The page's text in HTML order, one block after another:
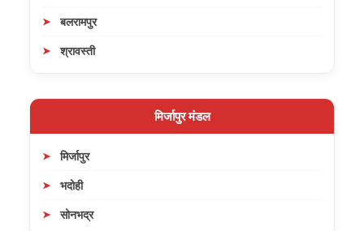
बलरामपुर
श्रावस्ती
मिर्जापुर मंडल
मिर्जापुर
भदोही
सोनभद्र